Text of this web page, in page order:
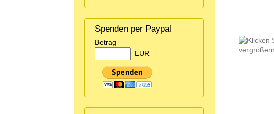
Spenden per Paypal
Betrag
EUR